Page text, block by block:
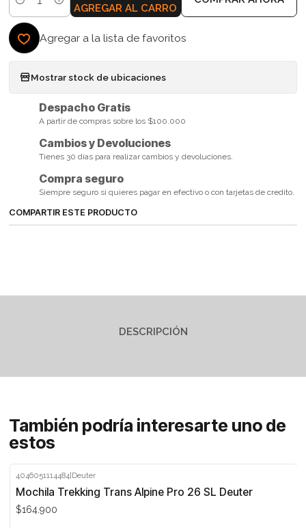
Cantidad AGREGAR AL CARRO
Agregar a la lista de favoritos
Mostrar stock de ubicaciones
Despacho Gratis
A partir de compras sobre los $100.000
Cambios y Devoluciones
Tienes 30 días para realizar cambios y devoluciones.
Compra seguro
Siempre seguro si quieres pagar en efectivo o con tarjetas de credito.
COMPARTIR ESTE PRODUCTO
DESCRIPCIÓN
También podría interesarte uno de
estos
4046051114484|Deuter
Mochila Trekking Trans Alpine Pro 26 SL Deuter
$164.900